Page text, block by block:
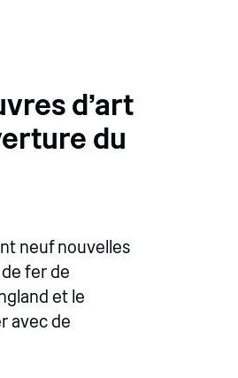
d'art
du
neuf nouvelles
fer de
et le
avec de